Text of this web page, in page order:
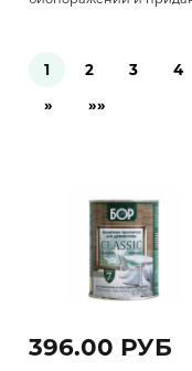
Pages
1 2 3 4
»
»»
396.00 РУБ